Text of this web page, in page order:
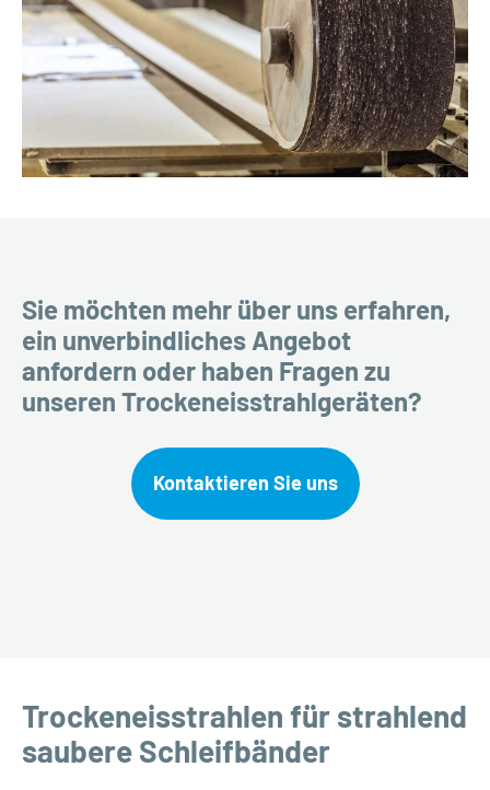
Sie möchten mehr über uns erfahren,
ein unverbindliches Angebot
anfordern oder haben Fragen zu
unseren Trockeneisstrahlgeräten?
Kontaktieren Sie uns
Trockeneisstrahlen für strahlend
saubere Schleifbänder